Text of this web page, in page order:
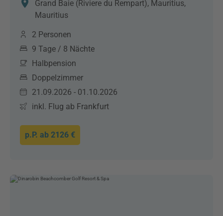
Grand Baie (Riviere du Rempart), Mauritius,
Mauritius
2 Personen
9 Tage / 8 Nächte
Halbpension
Doppelzimmer
21.09.2026 - 01.10.2026
inkl. Flug ab Frankfurt
p.P. ab 2126 €